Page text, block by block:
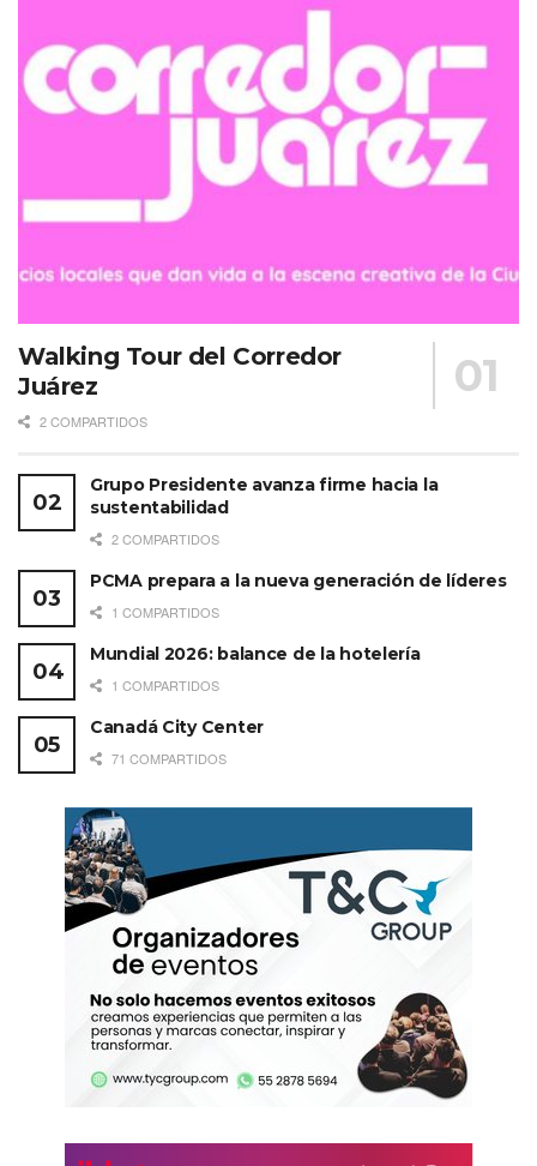
Walking Tour del Corredor
Juárez
2 COMPARTIDOS
Grupo Presidente avanza firme hacia la
sustentabilidad
2 COMPARTIDOS
PCMA prepara a la nueva generación de líderes
1 COMPARTIDOS
Mundial 2026: balance de la hotelería
1 COMPARTIDOS
Canadá City Center
71 COMPARTIDOS